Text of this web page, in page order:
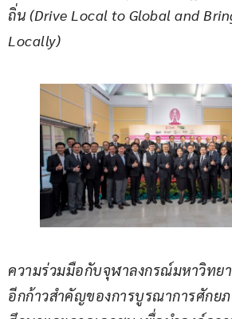
ถิ่น (Drive Local to Global and
Locally)
ความร่วมมือกับจุฬาลงกรณ์มหาวิทย
อีกก้าวสำคัญของการบูรณาการศักย